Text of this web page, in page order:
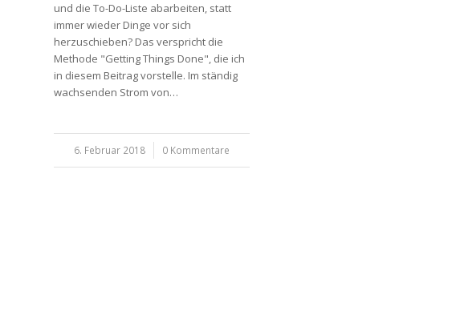
und die To-Do-Liste abarbeiten, statt
immer wieder Dinge vor sich
herzuschieben? Das verspricht die
Methode "Getting Things Done", die ich
in diesem Beitrag vorstelle. Im ständig
wachsenden Strom von…
6. Februar 2018
/ 0 Kommentare